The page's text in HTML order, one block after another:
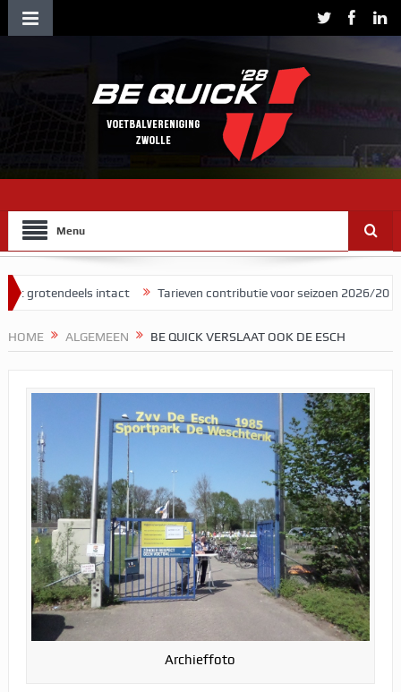
Menu
intact Tarieven contributie voor seizoen 2026/2027
HOME ALGEMEEN BE QUICK VERSLAAT OOK DE ESCH
Archieffoto